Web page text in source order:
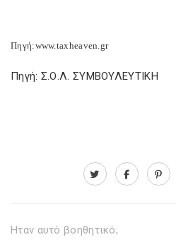
Πηγή:www.taxheaven.gr
Πηγή: Σ.Ο.Λ. ΣΥΜΒΟΥΛΕΥΤΙΚΗ
Ηταν αυτό βοηθητικό;